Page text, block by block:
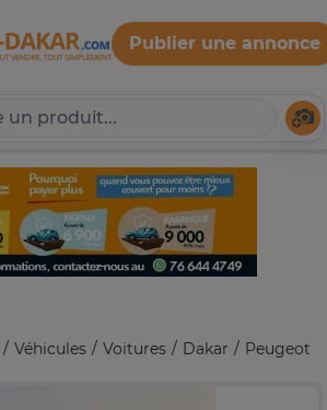
Expat-Dakar
Publier une annonce
Véhicules Voitures Dakar Peugeot